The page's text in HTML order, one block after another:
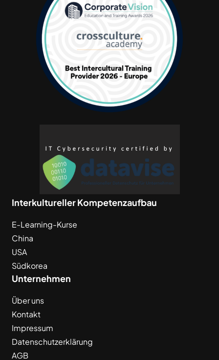
Interkultureller Kompetenzaufbau
E-Learning-Kurse
China
USA
Südkorea
Unternehmen
Über uns
Kontakt
Impressum
Datenschutzerklärung
AGB